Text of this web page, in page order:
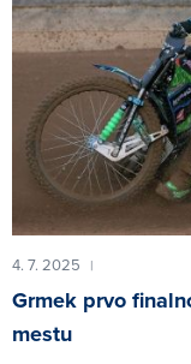
4. 7. 2025 |
Grmek prvo
mestu